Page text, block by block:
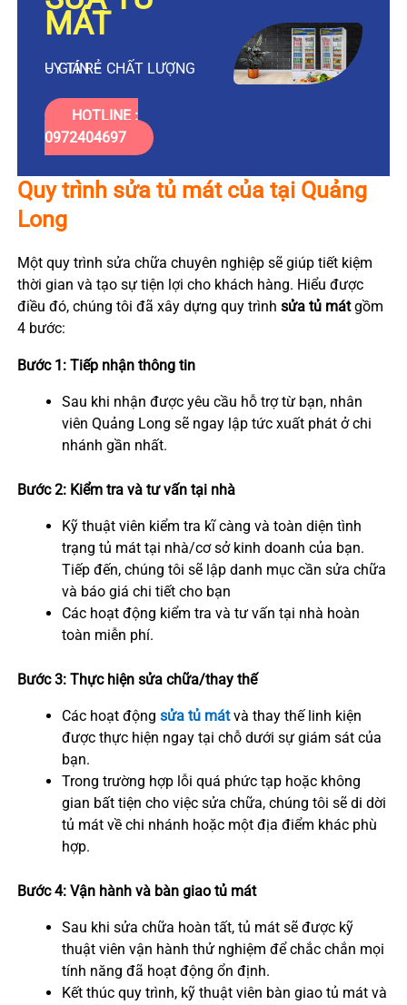
MÁT
UY TÍN – CHẤT LƯỢNG – GIÁ RẺ
HOTLINE :
0972404697
Quy trình sửa tủ mát của tại Quảng
Long
Một quy trình sửa chữa chuyên nghiệp sẽ giúp tiết kiệm
thời gian và tạo sự tiện lợi cho khách hàng. Hiểu được
điều đó, chúng tôi đã xây dựng quy trình sửa tủ mátgồm
4 bước:
Bước 1: Tiếp nhận thông tin
Sau khi nhận được yêu cầu hỗ trợ từ bạn, nhân
viên Quảng Long sẽ ngay lập tức xuất phát ở chi
nhánh gần nhất.
Bước 2: Kiểm tra và tư vấn tại nhà
Kỹ thuật viên kiểm tra kĩ càng và toàn diện tình
trạng tủ mát tại nhà/cơ sở kinh doanh của bạn.
Tiếp đến, chúng tôi sẽ lập danh mục cần sửa chữa
và báo giá chi tiết cho bạn
Các hoạt động kiểm tra và tư vấn tại nhà hoàn
toàn miễn phí.
Bước 3: Thực hiện sửa chữa/thay thế
Các hoạt độngsửa tủ mátvà thay thế linh kiện
được thực hiện ngay tại chỗ dưới sự giám sát của
bạn.
Trong trường hợp lỗi quá phức tạp hoặc không
gian bất tiện cho việc sửa chữa, chúng tôi sẽ di dời
tủ mát về chi nhánh hoặc một địa điểm khác phù
hợp.
Bước 4: Vận hành và bàn giao tủ mát
Sau khi sửa chữa hoàn tất, tủ mát sẽ được kỹ
thuật viên vận hành thử nghiệm để chắc chắn mọi
tính năng đã hoạt động ổn định.
Kết thúc quy trình, kỹ thuật viên bàn giao tủ mát và